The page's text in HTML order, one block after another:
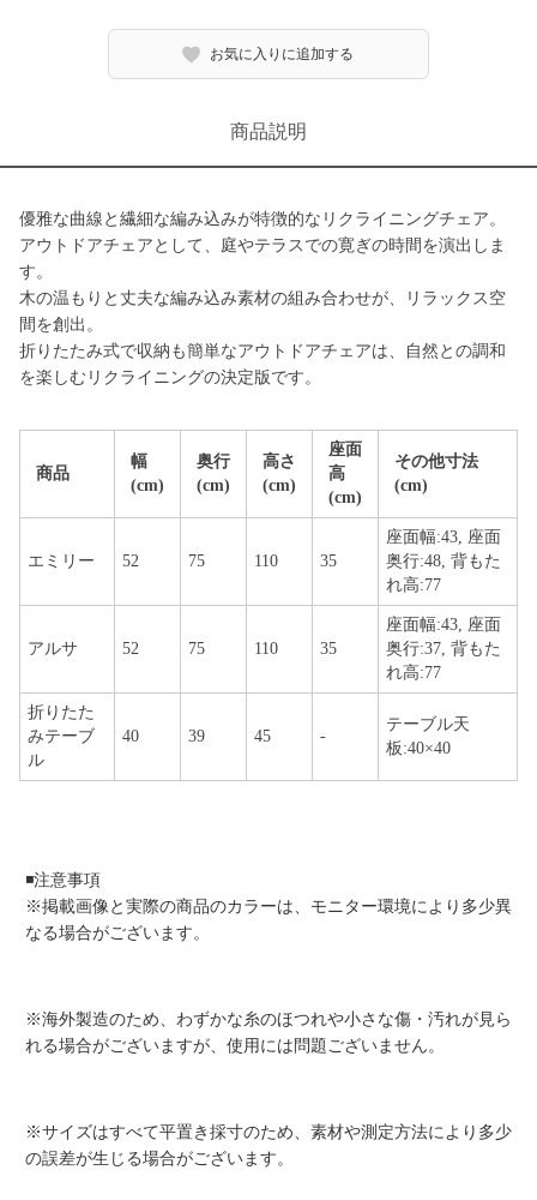
お気に入りに追加する
商品説明
優雅な曲線と繊細な編み込みが特徴的なリクライニングチェア。
アウトドアチェアとして、庭やテラスでの寛ぎの時間を演出しま
す。
木の温もりと丈夫な編み込み素材の組み合わせが、リラックス空
間を創出。
折りたたみ式で収納も簡単なアウトドアチェアは、自然との調和
を楽しむリクライニングの決定版です。
商品
幅
(cm)
奥行
(cm)
高さ
(cm)
座面
高
(cm)
その他寸法
(cm)
エミリー 52 75 110 35
座面幅:43, 座面
奥行:48, 背もた
れ高:77
アルサ 52 75 110 35
座面幅:43, 座面
奥行:37, 背もた
れ高:77
折りたた
みテーブ
ル
40 39 45 -
テーブル天
板:40×40
◾️注意事項
※掲載画像と実際の商品のカラーは、モニター環境により多少異
なる場合がございます。
※海外製造のため、わずかな糸のほつれや小さな傷・汚れが見ら
れる場合がございますが、使用には問題ございません。
※サイズはすべて平置き採寸のため、素材や測定方法により多少
の誤差が生じる場合がございます。